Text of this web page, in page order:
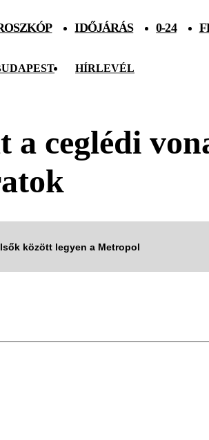
IDŐJÁRÁS 0-24
HÍRLEVÉL
ceglédi
között legyen a Metropol